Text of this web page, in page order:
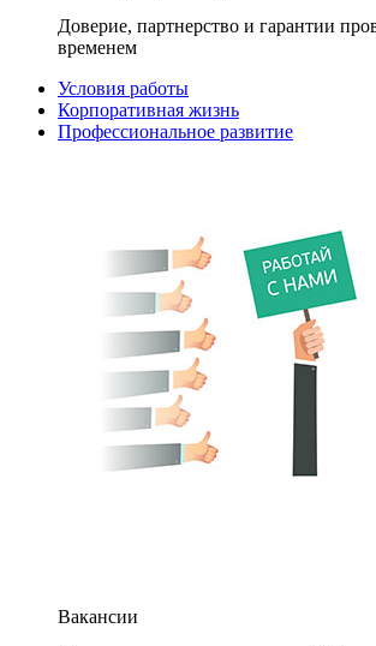
Доверие, партнерство и гарантии
временем
Условия работы
Корпоративная жизнь
Профессиональное развитие
Вакансии